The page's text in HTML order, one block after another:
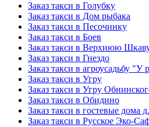
Заказ такси в Голубку
Заказ такси в Дом рыбака
Заказ такси в Песочинку
Заказ такси в Боев
Заказ такси в Верхнюю
Заказ такси в Гнездо
Заказ такси в агроусадьбу "У
Заказ такси в Угру
Заказ такси в Угру
Заказ такси в Обидино
Заказ такси в гостевые дома
Заказ такси в Русское Эко-